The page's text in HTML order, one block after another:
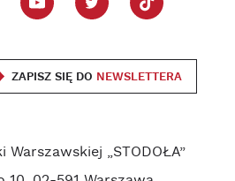
ZAPISZ SIĘ DO NEWSLETTERA
„STODOŁA”